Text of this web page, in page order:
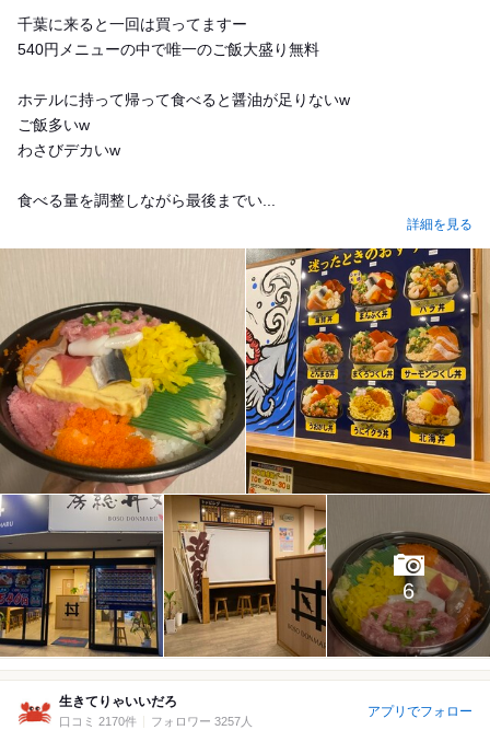
千葉に来ると一回は買ってますー
540円メニューの中で唯一のご飯大盛り無料
ホテルに持って帰って食べると醤油が足りないw
ご飯多いw
わさびデカいw
食べる量を調整しながら最後までい...
詳細を見る
6
生きてりゃいいだろ
口コミ 2170件 フォロワー 3257人
アプリでフォロー